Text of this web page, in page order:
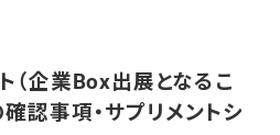
（企業Box出展となるこ
認事項・サプリメントシ